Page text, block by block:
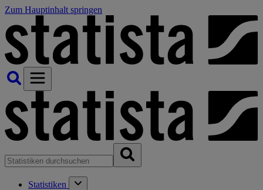
Zum Hauptinhalt springen
Statistiken